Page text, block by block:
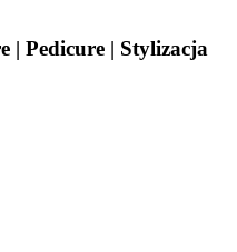
| Pedicure | Stylizacja